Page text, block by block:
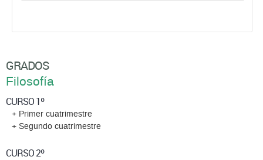
GRADOS
Filosofía
CURSO 1º
+ Primer cuatrimestre
+ Segundo cuatrimestre
CURSO 2º